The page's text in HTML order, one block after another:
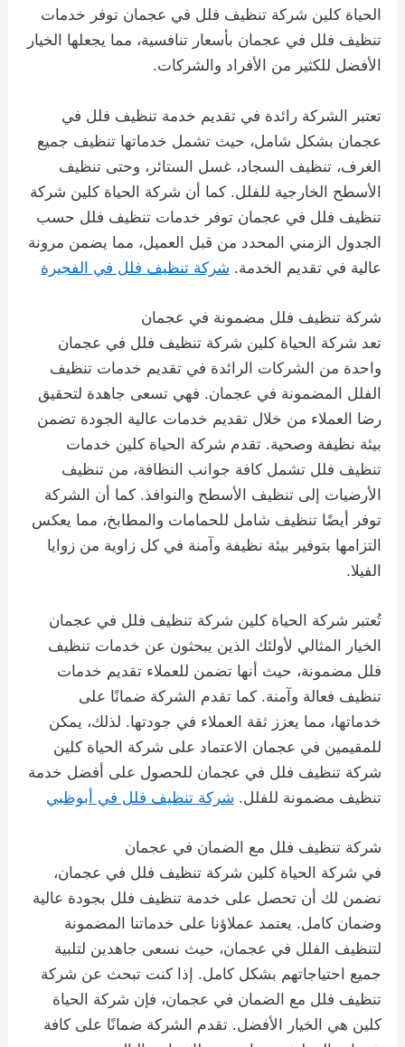
الحياة كلين شركة تنظيف فلل في عجمان توفر خدمات
تنظيف فلل في عجمان بأسعار تنافسية، مما يجعلها الخيار
الأفضل للكثير من الأفراد والشركات.
تعتبر الشركة رائدة في تقديم خدمة تنظيف فلل في
عجمان بشكل شامل، حيث تشمل خدماتها تنظيف جميع
الغرف، تنظيف السجاد، غسل الستائر، وحتى تنظيف
الأسطح الخارجية للفلل. كما أن شركة الحياة كلين شركة
تنظيف فلل في عجمان توفر خدمات تنظيف فلل حسب
الجدول الزمني المحدد من قبل العميل، مما يضمن مرونة
عالية في تقديم الخدمة. شركة تنظيف فلل في الفجيرة
شركة تنظيف فلل مضمونة في عجمان
تعد شركة الحياة كلين شركة تنظيف فلل في عجمان
واحدة من الشركات الرائدة في تقديم خدمات تنظيف
الفلل المضمونة في عجمان. فهي تسعى جاهدة لتحقيق
رضا العملاء من خلال تقديم خدمات عالية الجودة تضمن
بيئة نظيفة وصحية. تقدم شركة الحياة كلين خدمات
تنظيف فلل تشمل كافة جوانب النظافة، من تنظيف
الأرضيات إلى تنظيف الأسطح والنوافذ. كما أن الشركة
توفر أيضًا تنظيف شامل للحمامات والمطابخ، مما يعكس
التزامها بتوفير بيئة نظيفة وآمنة في كل زاوية من زوايا
الفيلا.
تُعتبر شركة الحياة كلين شركة تنظيف فلل في عجمان
الخيار المثالي لأولئك الذين يبحثون عن خدمات تنظيف
فلل مضمونة، حيث أنها تضمن للعملاء تقديم خدمات
تنظيف فعالة وآمنة. كما تقدم الشركة ضمانًا على
خدماتها، مما يعزز ثقة العملاء في جودتها. لذلك، يمكن
للمقيمين في عجمان الاعتماد على شركة الحياة كلين
شركة تنظيف فلل في عجمان للحصول على أفضل خدمة
تنظيف مضمونة للفلل. شركة تنظيف فلل في أبوظبي
شركة تنظيف فلل مع الضمان في عجمان
في شركة الحياة كلين شركة تنظيف فلل في عجمان،
نضمن لك أن تحصل على خدمة تنظيف فلل بجودة عالية
وضمان كامل. يعتمد عملاؤنا على خدماتنا المضمونة
لتنظيف الفلل في عجمان، حيث نسعى جاهدين لتلبية
جميع احتياجاتهم بشكل كامل. إذا كنت تبحث عن شركة
تنظيف فلل مع الضمان في عجمان، فإن شركة الحياة
كلين هي الخيار الأفضل. تقدم الشركة ضمانًا على كافة